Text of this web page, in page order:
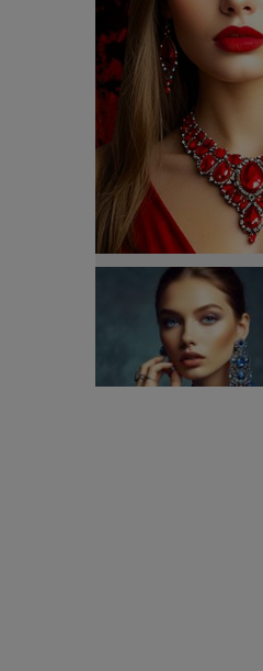
Testul cristalului: